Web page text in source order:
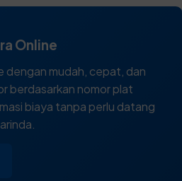
Online
dengan mudah, cepat, dan
berdasarkan nomor plat
biaya tanpa perlu datang